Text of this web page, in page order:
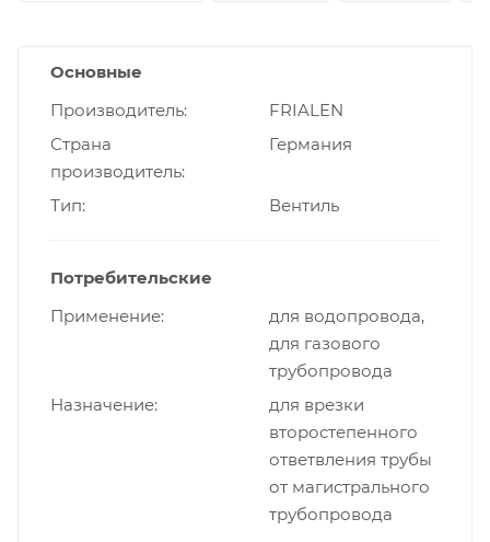
Основные
Производитель
FRIALEN
Страна
производитель
Германия
Тип Вентиль
Потребительские
Применение
для водопровода,
для газового
трубопровода
Назначение
для врезки
второстепенного
ответвления трубы
от магистрального
трубопровода